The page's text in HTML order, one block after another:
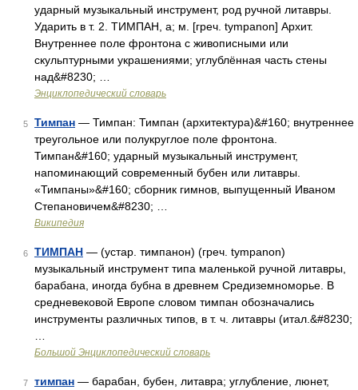
ударный музыкальный инструмент, род ручной литавры.
Ударить в т. 2. ТИМПАН, а; м. [греч. tympanon] Архит.
Внутреннее поле фронтона с живописными или
скульптурными украшениями; углублённая часть стены
над&#8230; …
Энциклопедический словарь
5 Тимпан — Тимпан: Тимпан (архитектура)&#160; внутреннее
треугольное или полукруглое поле фронтона.
Тимпан&#160; ударный музыкальный инструмент,
напоминающий современный бубен или литавры.
«Тимпаны»&#160; сборник гимнов, выпущенный Иваном
Степановичем&#8230; …
Википедия
6 ТИМПАН — (устар. тимпанон) (греч. tympanon)
музыкальный инструмент типа маленькой ручной литавры,
барабана, иногда бубна в древнем Средиземноморье. В
средневековой Европе словом тимпан обозначались
инструменты различных типов, в т. ч. литавры (итал.&#8230;
Большой Энциклопедический словарь
7 тимпан — барабан, бубен, литавра; углубление, люнет,